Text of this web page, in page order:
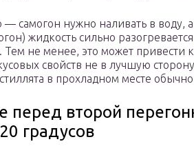
самогон нужно наливать в воду,
жидкость сильно
Тем не менее, это может привести
свойств не в лучшую
в прохладном месте
перед второй
градусов